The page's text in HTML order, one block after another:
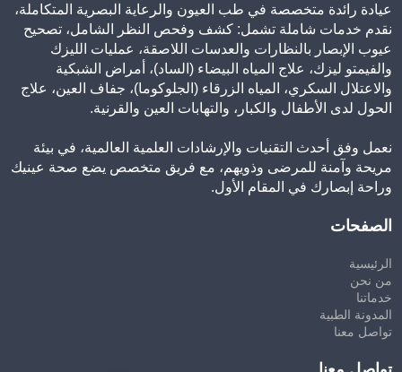
عيادة رائدة متخصصة في طب العيون والرعاية البصرية المتكاملة،
نقدم خدمات شاملة تشمل: كشف وفحص النظر الشامل، تصحيح
عيوب الإبصار بالنظارات والعدسات اللاصقة، عمليات الليزك
والفيمتو ليزك، علاج المياه البيضاء (الساد)، أمراض الشبكية
والاعتلال السكري، المياه الزرقاء (الجلوكوما)، جفاف العين، علاج
الحول لدى الأطفال والكبار، والتهابات العين والقرنية.
نعمل وفق أحدث التقنيات والإرشادات العلمية العالمية، في بيئة
مريحة وآمنة للمرضى وذويهم، مع فريق متخصص يضع صحة عينيك
وراحة إبصارك في المقام الأول.
الصفحات
الرئيسية
من نحن
خدماتنا
المدونة الطبية
تواصل معنا